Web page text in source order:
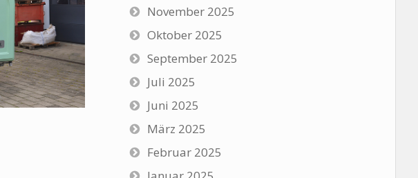
November 2025
Oktober 2025
September 2025
Juli 2025
Juni 2025
März 2025
Februar 2025